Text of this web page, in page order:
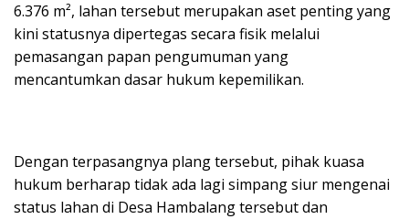
6.376 m², lahan tersebut merupakan aset penting yang
kini statusnya dipertegas secara fisik melalui
pemasangan papan pengumuman yang
mencantumkan dasar hukum kepemilikan.
Dengan terpasangnya plang tersebut, pihak kuasa
hukum berharap tidak ada lagi simpang siur mengenai
status lahan di Desa Hambalang tersebut dan